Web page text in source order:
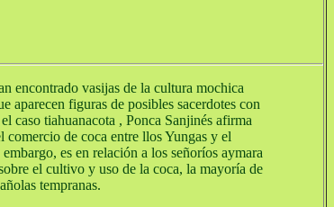
encontrado vasijas de la cultura mochica
aparecen figuras de posibles sacerdotes con
caso tiahuanacota , Ponca Sanjinés afirma
comercio de coca entre llos Yungas y el
es en relación a los señoríos aymara
el cultivo y uso de la coca, la mayoría de
tempranas.